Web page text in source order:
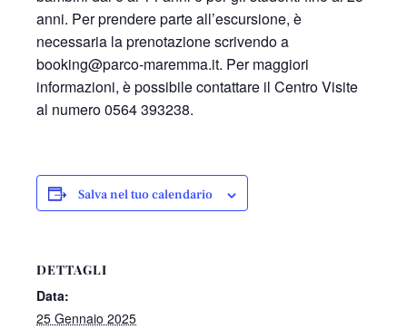
anni. Per prendere parte all’escursione, è
necessaria la prenotazione scrivendo a
booking@parco-maremma.it. Per maggiori
informazioni, è possibile contattare il Centro Visite
al numero 0564 393238.
Salva nel tuo calendario
DETTAGLI
Data:
25 Gennaio 2025